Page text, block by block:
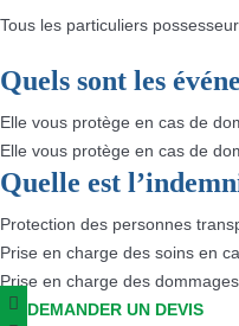
Tous les particuliers
Quels sont les
Elle vous protège en cas de
Elle vous protège en cas de
Quelle est
Protection des personnes
Prise en charge des soins en
Prise en charge des
DEMANDER UN DEVIS